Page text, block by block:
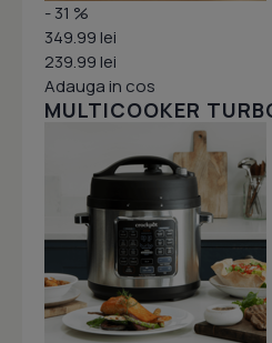
- 31 %
349.99 lei
239.99 lei
Adauga in cos
MULTICOOKER